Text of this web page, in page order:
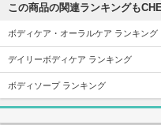
この商品の関連ランキングも
ボディケア・オーラルケア ランキング
デイリーボディケア ランキング
ボディソープ ランキング